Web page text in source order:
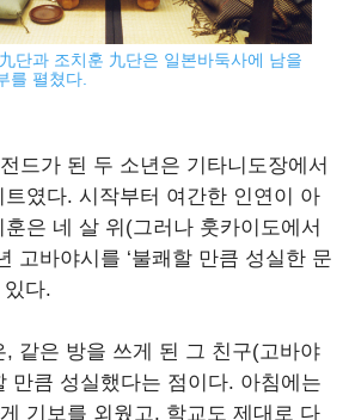
단과 조치훈 九단은 일본바둑사에 남을
를 펼쳤다.
드가 된 두 소년은 기타니도장에서
였다. 시작부터 여간한 인연이 아
은 네 살 위(그러나 훗카이도에서
고바야시를 ‘불쾌할 만큼 성실한 문
있다.
, 같은 방을 쓰게 된 그 친구(고바야
만큼 성실했다는 점이다. 아침에는
기보를 외웠고, 학교도 제대로 다